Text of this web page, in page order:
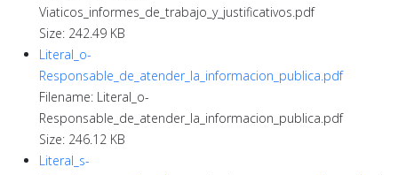
Viaticos_informes_de_trabajo_y_justificativos.pdf
Size: 242.49 KB
Literal_o-
Responsable_de_atender_la_informacion_publica.pdf
Filename: Literal_o-
Responsable_de_atender_la_informacion_publica.pdf
Size: 246.12 KB
Literal_s-